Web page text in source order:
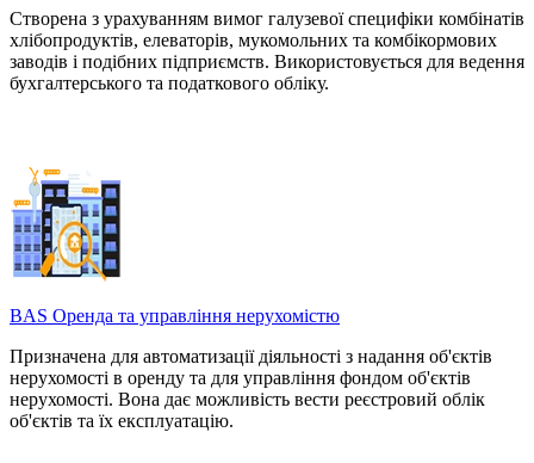
Створена з урахуванням вимог галузевої специфіки комбінатів
хлібопродуктів, елеваторів, мукомольних та комбікормових
заводів і подібних підприємств. Використовується для ведення
бухгалтерського та податкового обліку.
BAS Оренда та управління нерухомістю
Призначена для автоматизації діяльності з надання об'єктів
нерухомості в оренду та для управління фондом об'єктів
нерухомості. Вона дає можливість вести реєстровий облік
об'єктів та їх експлуатацію.